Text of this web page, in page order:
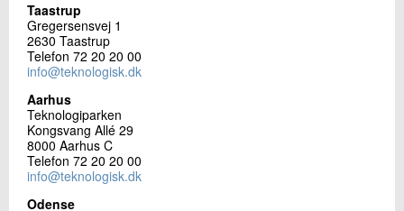
Taastrup
Gregersensvej 1
2630 Taastrup
Telefon 72 20 20 00
info@teknologisk.dk
Aarhus
Teknologiparken
Kongsvang Allé 29
8000 Aarhus C
Telefon 72 20 20 00
info@teknologisk.dk
Odense